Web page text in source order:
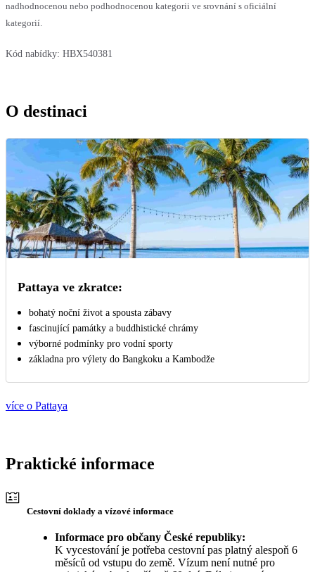
nadhodnocenou nebo podhodnocenou kategorii ve srovnání s oficiální
kategorií.
Kód nabídky: HBX540381
O destinaci
Pattaya ve zkratce:
bohatý noční život a spousta zábavy
fascinující památky a buddhistické chrámy
výborné podmínky pro vodní sporty
základna pro výlety do Bangkoku a Kambodže
více o Pattaya
Praktické informace
Cestovní doklady a vízové informace
Informace pro občany České republiky:
K vycestování je potřeba cestovní pas platný alespoň 6
měsíců od vstupu do země. Vízum není nutné pro